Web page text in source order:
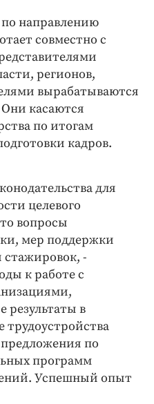
направлению
совместно с
регионов,
вырабатываются
касаются
по итогам
кадров.
для
целевого
вопросы
мер поддержки
стажировок, -
к работе с
результаты в
по
программ
Успешный опыт